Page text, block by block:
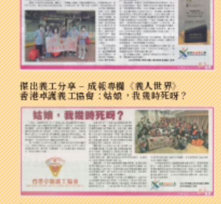
傑出義工分享 – 成報專欄《義人世界》
香港卓護義工協會：姑娘，我幾時死呀？